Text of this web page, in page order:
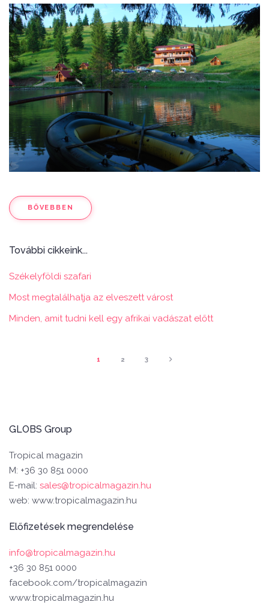
BŐVEBBEN
További cikkeink...
Székelyföldi szafari
Most megtalálhatja az elveszett várost
Minden, amit tudni kell egy afrikai vadászat előtt
1 2 3
GLOBS Group
Tropical magazin
M: +36 30 851 0000
E-mail: sales@tropicalmagazin.hu
web: www.tropicalmagazin.hu
Előfizetések megrendelése
info@tropicalmagazin.hu
+36 30 851 0000
facebook.com/tropicalmagazin
www.tropicalmagazin.hu